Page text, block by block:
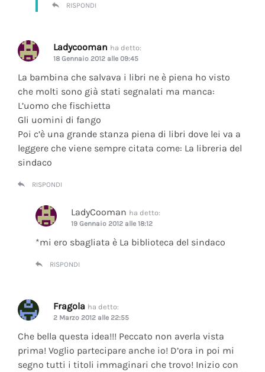
RISPONDI
Ladycooman ha detto:
18 Gennaio 2012 alle 09:45
La bambina che salvava i libri ne è piena ho visto
che molti sono già stati segnalati ma manca:
L’uomo che fischietta
Gli uomini di fango
Poi c’è una grande stanza piena di libri dove lei va a
leggere che viene sempre citata come: La libreria del
sindaco
RISPONDI
LadyCooman ha detto:
19 Gennaio 2012 alle 18:12
*mi ero sbagliata è La biblioteca del sindaco
RISPONDI
Fragola ha detto:
2 Marzo 2012 alle 22:55
Che bella questa idea!!! Peccato non averla vista
prima! Voglio partecipare anche io! D’ora in poi mi
segno tutti i titoli immaginari che trovo! Inizio con